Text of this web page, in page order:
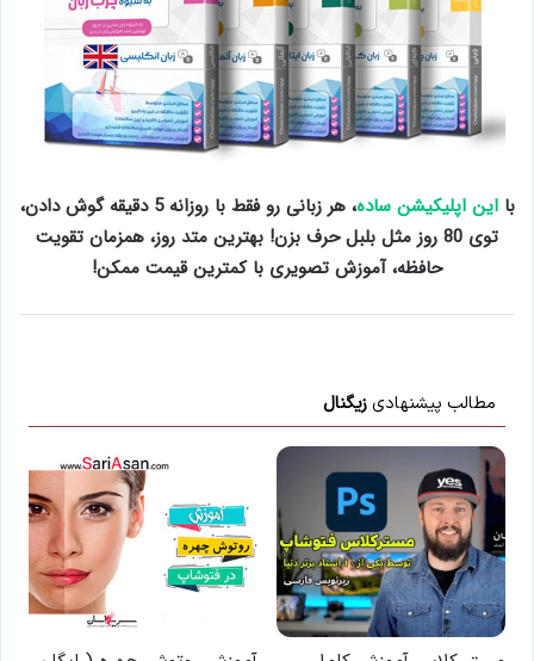
بااین اپلیکیشن ساده
، هر زبانی رو فقط با روزانه 5 دقیقه گوش دادن،
توی 80 روز مثل بلبل حرف بزن! بهترین متد روز، همزمان تقویت
حافظه، آموزش تصویری با کمترین قیمت ممکن!